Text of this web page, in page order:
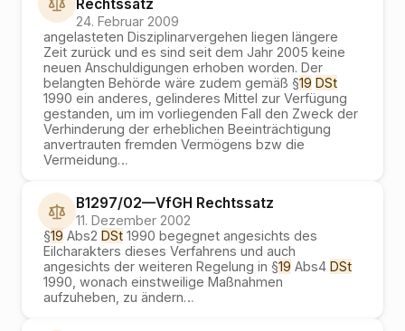
Rechtssatz
24. Februar 2009
angelasteten Disziplinarvergehen liegen längere
Zeit zurück und es sind seit dem Jahr 2005 keine
neuen Anschuldigungen erhoben worden. Der
belangten Behörde wäre zudem gemäß §19 DSt
1990 ein anderes, gelinderes Mittel zur Verfügung
gestanden, um im vorliegenden Fall den Zweck der
Verhinderung der erheblichen Beeinträchtigung
anvertrauten fremden Vermögens bzw die
Vermeidung…
B1297/02—VfGH Rechtssatz
11. Dezember 2002
§19 Abs2 DSt 1990 begegnet angesichts des
Eilcharakters dieses Verfahrens und auch
angesichts der weiteren Regelung in §19 Abs4 DSt
1990, wonach einstweilige Maßnahmen
aufzuheben, zu ändern…